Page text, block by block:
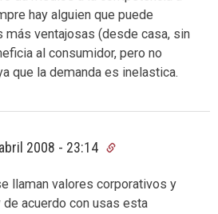
hay alguien que puede
ventajosas (desde casa, sin
al consumidor, pero no
que la demanda es inelastica.
2008 - 23:14
llaman valores corporativos y
acuerdo con usas esta